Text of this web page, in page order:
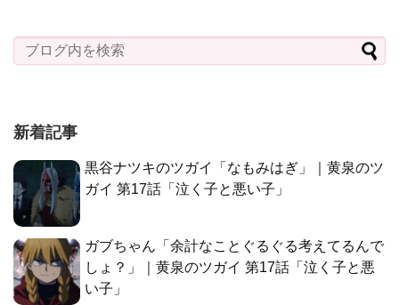
新着記事
黒谷ナツキのツガイ「なもみはぎ」｜黄泉のツ
ガイ 第17話「泣く子と悪い子」
ガブちゃん「余計なことぐるぐる考えてるんで
しょ？」｜黄泉のツガイ 第17話「泣く子と悪
い子」